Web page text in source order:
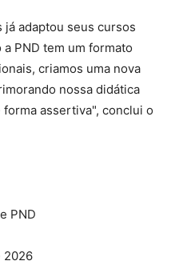
já adaptou seus cursos
PND tem um formato
criamos uma nova
nossa didática
assertiva", conclui o
PND
2026